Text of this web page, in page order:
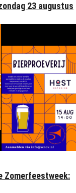
23 augustus
Zomerfeestweek: